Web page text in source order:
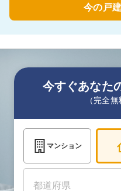
今の戸
今すぐあなた
（完全
マンション